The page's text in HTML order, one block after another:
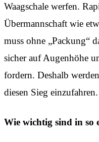
Waagschale werfen.
Übermannschaft wie
muss ohne „Packung“
sicher auf Augenhöhe
fordern. Deshalb
diesen Sieg einzufahren.
Wie wichtig sind in so